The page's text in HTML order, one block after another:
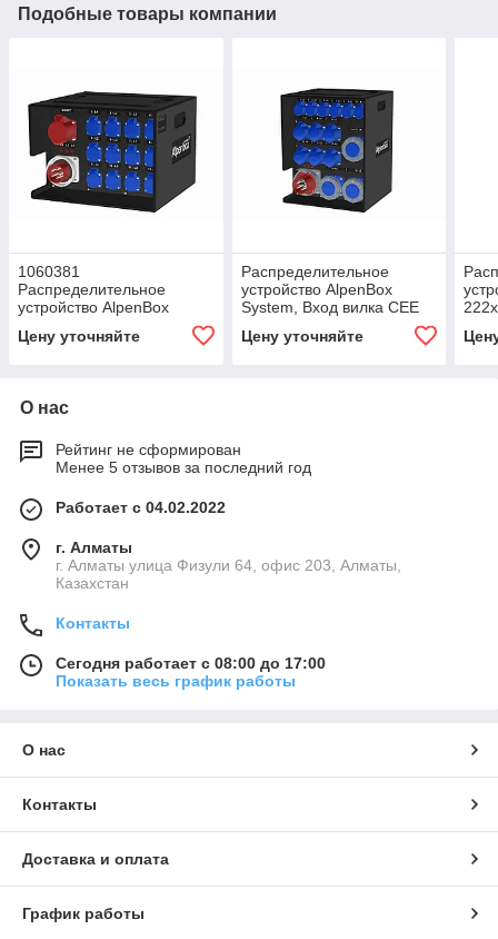
Подобные товары компании
1060381
Распределительное
устройство AlpenBox
Цену уточняйте
Распределительное
устройство AlpenBox
System, Вход вилка CEE
Цену уточняйте
О нас
Рейтинг не сформирован
Менее 5 отзывов за последний год
Работает с 04.02.2022
г. Алматы
г. Алматы улица Физули 64, офис 203, Алматы,
Казахстан
Контакты
Сегодня работает с 08:00 до 17:00
Показать весь график работы
О нас
Контакты
Доставка и оплата
График работы